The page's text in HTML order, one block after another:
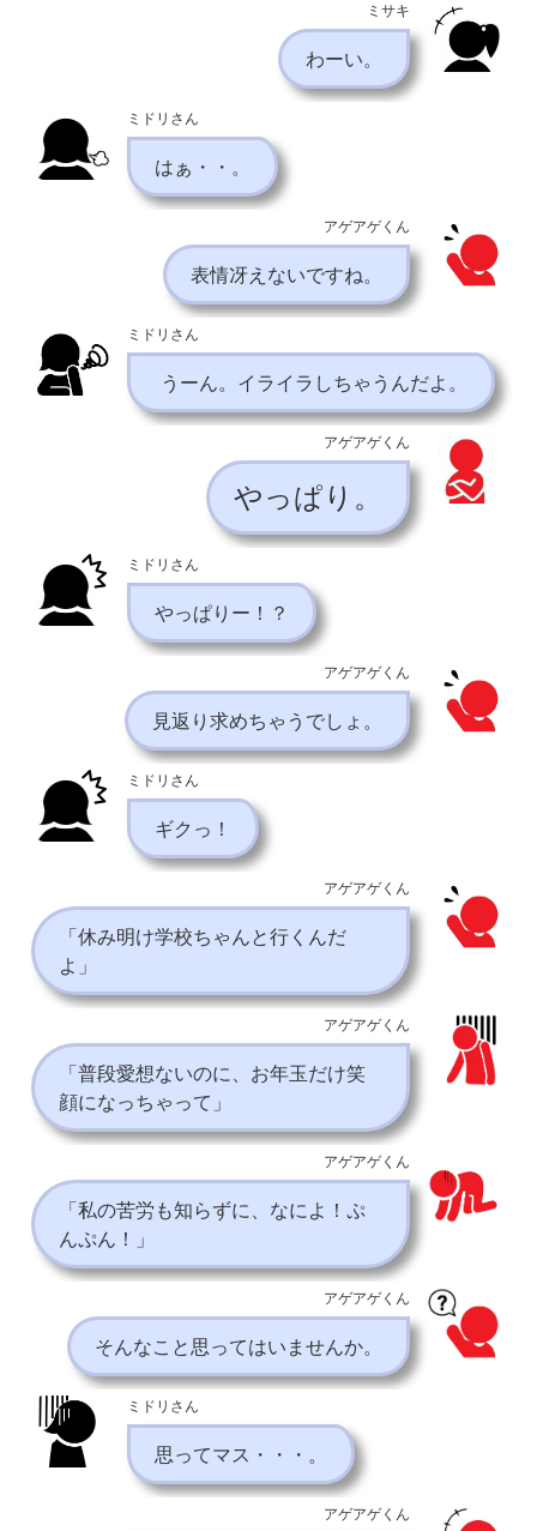
ミサキ
わーい。
ミドリさん
はぁ・・。
アゲアゲくん
表情冴えないですね。
ミドリさん
うーん。イライラしちゃうんだよ。
アゲアゲくん
やっぱり。
ミドリさん
やっぱりー！？
アゲアゲくん
見返り求めちゃうでしょ。
ミドリさん
ギクっ！
アゲアゲくん
「休み明け学校ちゃんと行くんだ
よ」
アゲアゲくん
「普段愛想ないのに、お年玉だけ笑
顔になっちゃって」
アゲアゲくん
「私の苦労も知らずに、なによ！ぷ
んぷん！」
アゲアゲくん
そんなこと思ってはいませんか。
ミドリさん
思ってマス・・・。
アゲアゲくん